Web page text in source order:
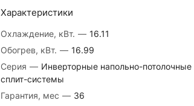
Характеристики
Охлаждение, кВт. — 16.11
Обогрев, кВт. — 16.99
Серия — Инверторные напольно-потолочные
сплит-системы
Гарантия, мес — 36